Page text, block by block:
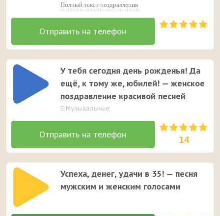
Полный текст поздравления
У тебя сегодня день рожденья! Да
ещё, к тому же, юбилей! — женское
поздравление красивой песней
14
Успеха, денег, удачи в 35! — песня
мужским и женским голосами